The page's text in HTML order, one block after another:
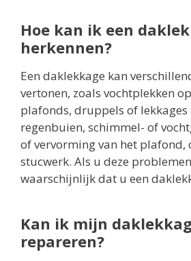
Hoe kan ik een
herkennen?
Een daklekkage kan
vertonen, zoals vochtplekken
plafonds, druppels of lekkages
regenbuien, schimmel- of
of vervorming van het plafond,
stucwerk. Als u deze
waarschijnlijk dat u een
Kan ik mijn
repareren?